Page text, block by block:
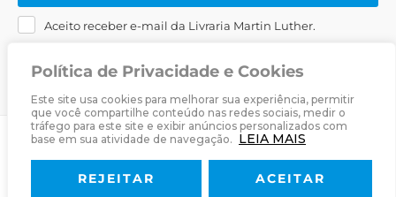
Política de Privacidade e Cookies
Este site usa cookies para melhorar sua experiência, permitir
que você compartilhe conteúdo nas redes sociais, medir o
tráfego para este site e exibir anúncios personalizados com
base em sua atividade de navegação. LEIA MAIS
REJEITAR ACEITAR
Aceito receber e-mail da Livraria Martin Luther.
Livraria Martin Luther· Desenvolvido porZwei Arts
Livraria Política de Privacidade Termos & Condições